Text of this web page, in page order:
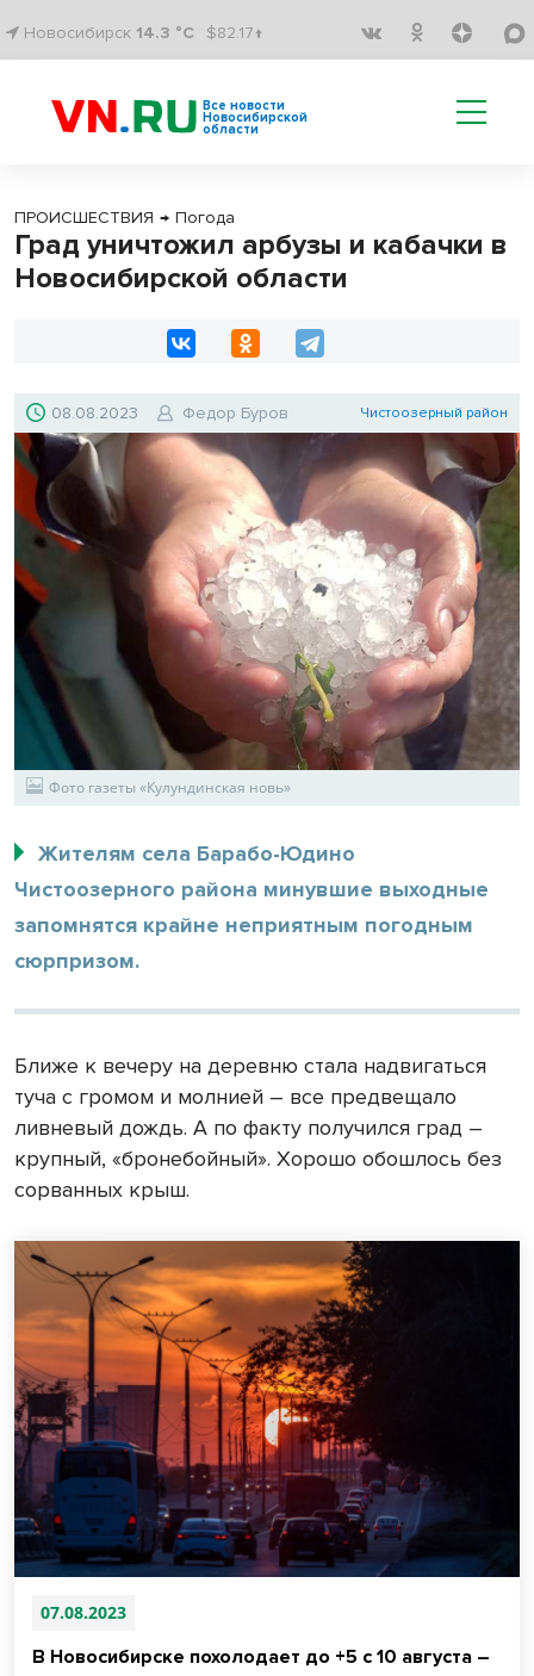
Новосибирск 14.3 °C $82.17↑
Все новости
Новосибирской
области
ПРОИСШЕСТВИЯ → Погода
Град уничтожил арбузы и кабачки в
Новосибирской области
08.08.2023 Федор Буров Чистоозерный район
Фото газеты «Кулундинская новь»
Жителям села Барабо-Юдино
Чистоозерного района минувшие выходные
запомнятся крайне неприятным погодным
сюрпризом.
Ближе к вечеру на деревню стала надвигаться
туча с громом и молнией – все предвещало
ливневый дождь. А по факту получился град –
крупный, «бронебойный». Хорошо обошлось без
сорванных крыш.
07.08.2023
В Новосибирске похолодает до +5 с 10 августа –